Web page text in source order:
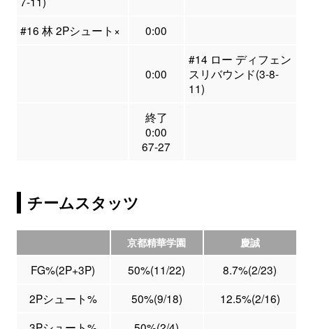
#16 林 2Pシュート× 0:00
0:00
#14 ロー ディフェン
スリバウンド(3-8-
11)
終了
0:00
67-27
チームスタッツ
京都精華学園 慶誠
FG%(2P+3P) 50%(11/22)
8.7%(2/23)
2Pシュート%
50%(9/18)
12.5%(2/16)